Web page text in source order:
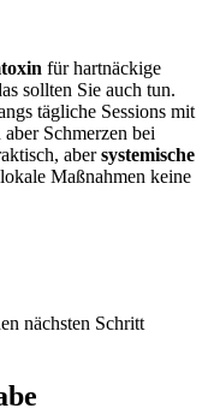
⁤für hartnäckige
sollten Sie auch tun.
tägliche Sessions mit
Schmerzen bei
abersystemische
Maßnahmen keine
nächsten Schritt‌